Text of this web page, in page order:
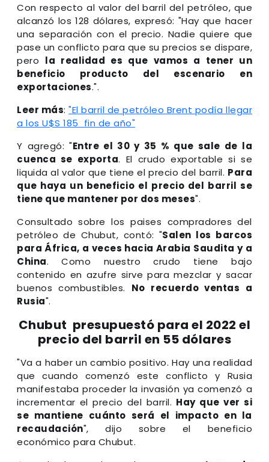
Con respecto al valor del barril del petróleo, que
alcanzó los 128 dólares, expresó: "Hay que hacer
una separación con el precio. Nadie quiere que
pase un conflicto para que su precios se dispare,
pero la realidad es que vamos a tener un
beneficio producto del escenario en
exportaciones.".
Leer más:"El barril de petróleo Brent podía llegar
a los U$S 185 fin de año"
Y agregó: "Entre el 30 y 35 % que sale de la
cuenca se exporta. El crudo exportable si se
liquida al valor que tiene el precio del barril. Para
que haya un beneficio el precio del barril se
tiene que mantener por dos meses".
Consultado sobre los paises compradores del
petróleo de Chubut, contó: "Salen los barcos
para África, a veces hacia Arabia Saudita y a
China. Como nuestro crudo tiene bajo
contenido en azufre sirve para mezclar y sacar
buenos combustibles. No recuerdo ventas a
Rusia".
Chubut presupuestó para el 2022 el
precio del barril en 55 dólares
"Va a haber un cambio positivo. Hay una realidad
que cuando comenzó este conflicto y Rusia
manifestaba proceder la invasión ya comenzó a
incrementar el precio del barril. Hay que ver si
se mantiene cuánto será el impacto en la
recaudación", dijo sobre el beneficio
económico para Chubut.